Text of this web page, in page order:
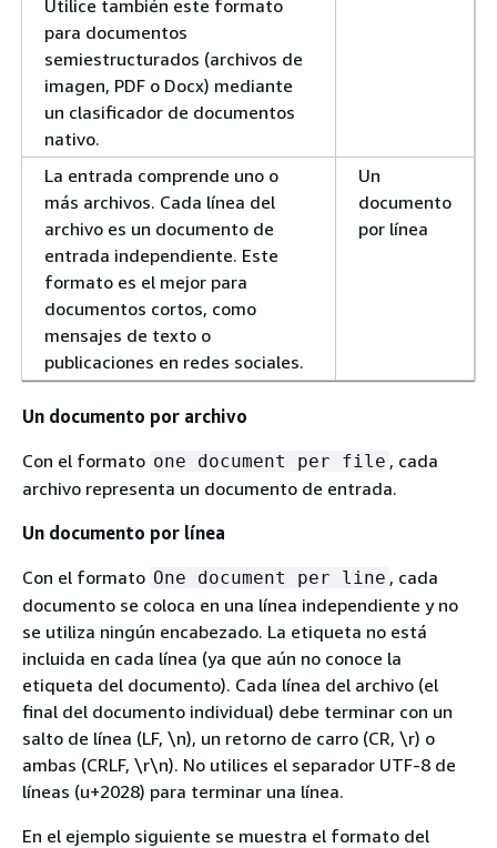
Utilice también este formato
para documentos
semiestructurados (archivos de
imagen, PDF o Docx) mediante
un clasificador de documentos
nativo.
La entrada comprende uno o
más archivos. Cada línea del
archivo es un documento de
entrada independiente. Este
formato es el mejor para
documentos cortos, como
mensajes de texto o
publicaciones en redes sociales.
Un
documento
por línea
Un documento por archivo
Con el formato one document per file , cada
archivo representa un documento de entrada.
Un documento por línea
Con el formato One document per line , cada
documento se coloca en una línea independiente y no
se utiliza ningún encabezado. La etiqueta no está
incluida en cada línea (ya que aún no conoce la
etiqueta del documento). Cada línea del archivo (el
final del documento individual) debe terminar con un
salto de línea (LF, \n), un retorno de carro (CR, \r) o
ambas (CRLF, \r\n). No utilices el separador UTF-8 de
líneas (u+2028) para terminar una línea.
En el ejemplo siguiente se muestra el formato del